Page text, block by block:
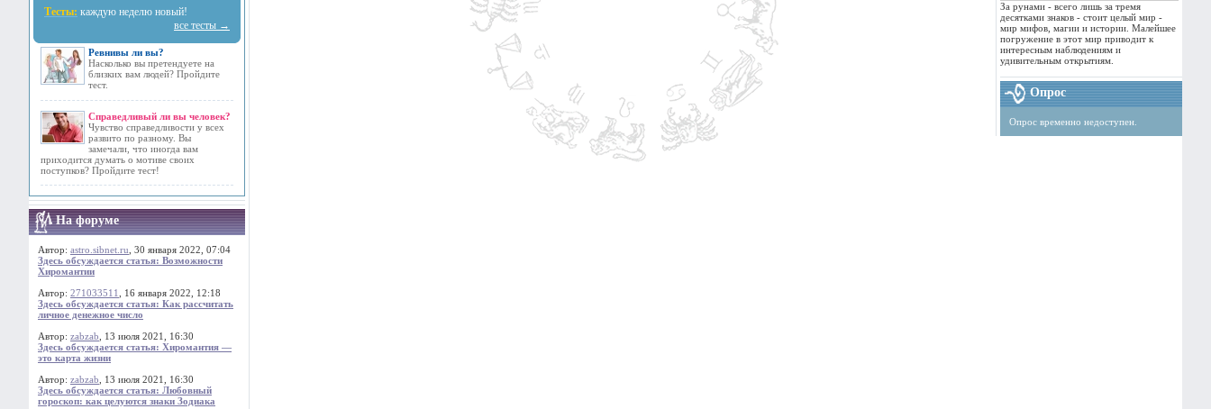
Тесты: каждую неделю новый!
все тесты →
Ревнивы ли вы?
Насколько вы претендуете на
близких вам людей? Пройдите
тест.
Справедливый ли вы человек?
Чувство справедливости у всех
развито по разному. Вы
замечали, что иногда вам
приходится думать о мотиве своих
поступков? Пройдите тест!
На форуме
Автор: astro.sibnet.ru , 30 января 2022, 07:04
Здесь обсуждается статья: Возможности
Хиромантии
Автор: 271033511
, 16 января 2022, 12:18
Здесь обсуждается статья: Как рассчитать
личное денежное число
Автор: zabzab , 13 июля 2021, 16:30
Здесь обсуждается статья: Хиромантия —
это карта жизни
Автор: zabzab , 13 июля 2021, 16:30
Здесь обсуждается статья: Любовный
гороскоп: как целуются знаки Зодиака
За рунами - всего лишь за тремя
десятками знаков - стоит целый мир -
мир мифов, магии и истории. Малейшее
погружение в этот мир приводит к
интересным наблюдениям и
удивительным открытиям.
Опрос
Опрос временно недоступен.